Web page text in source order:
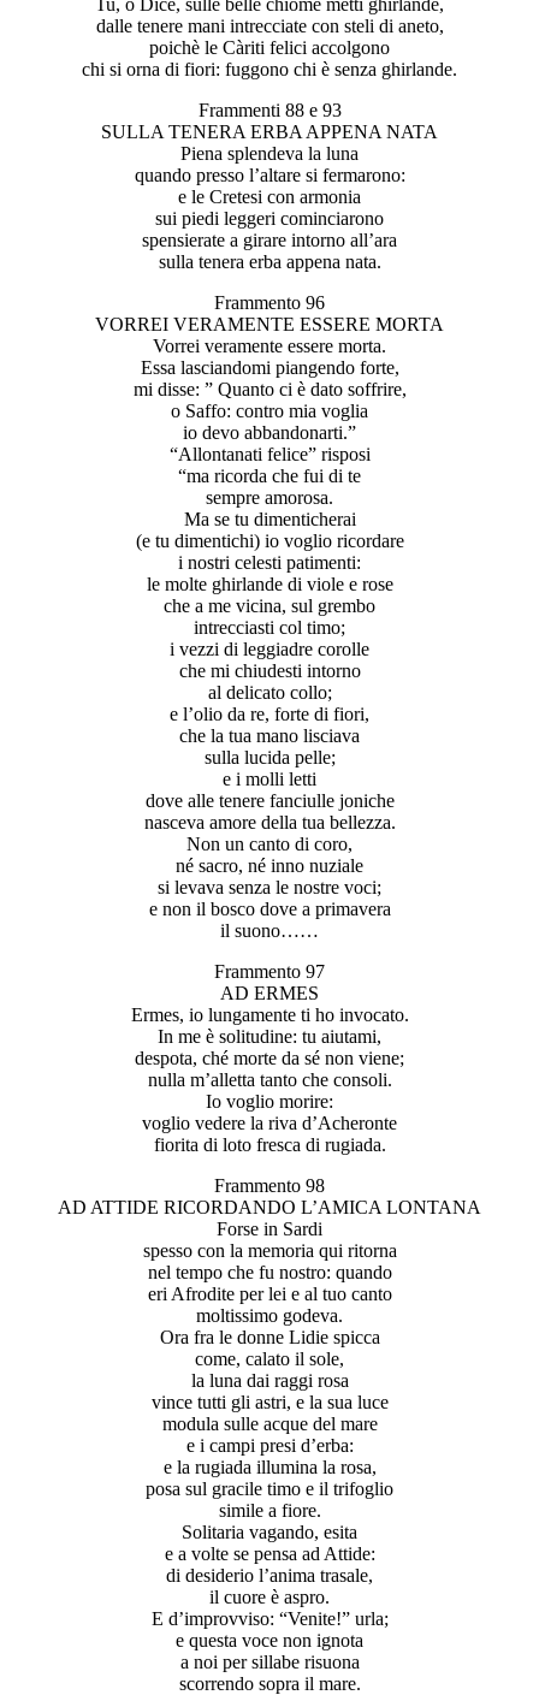
dalle tenere mani intrecciate con steli di aneto,
poichè le Càriti felici accolgono
chi si orna di fiori: fuggono chi è senza ghirlande.
Frammenti 88 e 93
SULLA TENERA ERBA APPENA NATA
Piena splendeva la luna
quando presso l’altare si fermarono:
e le Cretesi con armonia
sui piedi leggeri cominciarono
spensierate a girare intorno all’ara
sulla tenera erba appena nata.
Frammento 96
VORREI VERAMENTE ESSERE MORTA
Vorrei veramente essere morta.
Essa lasciandomi piangendo forte,
mi disse: ” Quanto ci è dato soffrire,
o Saffo: contro mia voglia
io devo abbandonarti.”
“Allontanati felice” risposi
“ma ricorda che fui di te
sempre amorosa.
Ma se tu dimenticherai
(e tu dimentichi) io voglio ricordare
i nostri celesti patimenti:
le molte ghirlande di viole e rose
che a me vicina, sul grembo
intrecciasti col timo;
i vezzi di leggiadre corolle
che mi chiudesti intorno
al delicato collo;
e l’olio da re, forte di fiori,
che la tua mano lisciava
sulla lucida pelle;
e i molli letti
dove alle tenere fanciulle joniche
nasceva amore della tua bellezza.
Non un canto di coro,
né sacro, né inno nuziale
si levava senza le nostre voci;
e non il bosco dove a primavera
il suono……
Frammento 97
AD ERMES
Ermes, io lungamente ti ho invocato.
In me è solitudine: tu aiutami,
despota, ché morte da sé non viene;
nulla m’alletta tanto che consoli.
Io voglio morire:
voglio vedere la riva d’Acheronte
fiorita di loto fresca di rugiada.
Frammento 98
AD ATTIDE RICORDANDO L’AMICA LONTANA
Forse in Sardi
spesso con la memoria qui ritorna
nel tempo che fu nostro: quando
eri Afrodite per lei e al tuo canto
moltissimo godeva.
Ora fra le donne Lidie spicca
come, calato il sole,
la luna dai raggi rosa
vince tutti gli astri, e la sua luce
modula sulle acque del mare
e i campi presi d’erba:
e la rugiada illumina la rosa,
posa sul gracile timo e il trifoglio
simile a fiore.
Solitaria vagando, esita
e a volte se pensa ad Attide:
di desiderio l’anima trasale,
il cuore è aspro.
E d’improvviso: “Venite!” urla;
e questa voce non ignota
a noi per sillabe risuona
scorrendo sopra il mare.